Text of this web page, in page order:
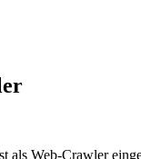
als Web-Crawler